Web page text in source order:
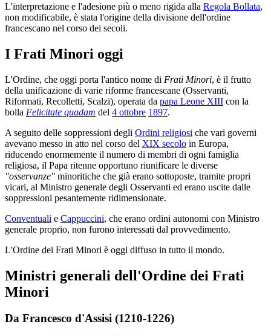
L'interpretazione e l'adesione più o meno rigida alla Regola Bollata,
non modificabile, è stata l'origine della divisione dell'ordine
francescano nel corso dei secoli.
I Frati Minori oggi
L'Ordine, che oggi porta l'antico nome di Frati Minori, è il frutto
della unificazione di varie riforme francescane (Osservanti,
Riformati, Recolletti, Scalzi), operata da papa Leone XIII con la
bolla Felicitate quadam del 4 ottobre 1897.
A seguito delle soppressioni degli Ordini religiosi che vari governi
avevano messo in atto nel corso del XIX secolo in Europa,
riducendo enormemente il numero di membri di ogni famiglia
religiosa, il Papa ritenne opportuno riunificare le diverse
"osservanze" minoritiche che già erano sottoposte, tramite propri
vicari, al Ministro generale degli Osservanti ed erano uscite dalle
soppressioni pesantemente ridimensionate.
Conventuali e Cappuccini, che erano ordini autonomi con Ministro
generale proprio, non furono interessati dal provvedimento.
L'Ordine dei Frati Minori è oggi diffuso in tutto il mondo.
Ministri generali dell'Ordine dei Frati
Minori
Da Francesco d'Assisi (1210-1226)